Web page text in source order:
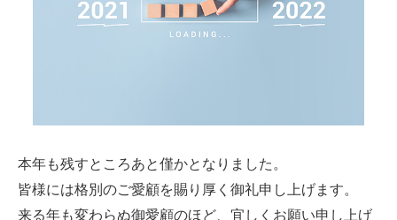
本年も残すところあと僅かとなりました。
皆様には格別のご愛顧を賜り厚く御礼申し上げます。
来る年も変わらぬ御愛顧のほど、宜しくお願い申し上げ